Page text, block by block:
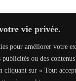
vie privée.
pour améliorer votre
ou des contenus
cliquant sur « Tout